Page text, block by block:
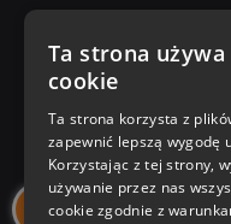
Zakupy u nas
Nasza oferta
Nasi autorzy
Ta strona
cookie
Ta strona korzysta z
zapewnić lepszą wygodę
Korzystając z tej strony,
używanie przez nas
cookie zgodnie z